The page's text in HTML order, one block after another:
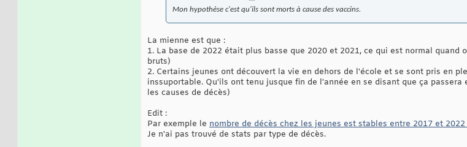
Mon hypothèse c'est qu'ils sont morts à cause des vaccins.
La mienne est que :
1. La base de 2022 était plus basse que 2020 et 2021, ce qui est normal
bruts)
2. Certains jeunes ont découvert la vie en dehors de l'école et se sont pris en
inssuportable. Qu'ils ont tenu jusque fin de l'année en se disant que ça
les causes de décès)
Edit :
Par exemple le nombre de décès chez les jeunes est stables entre 2017 et
Je n'ai pas trouvé de stats par type de décès.